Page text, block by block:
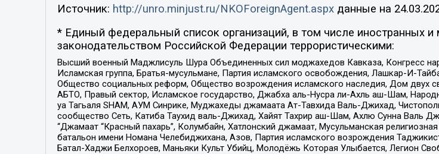
Источник: http://unro.minjust.ru/NKOForeignAgent.aspxданные на
* Единый федеральный список организаций, в том числе иностранных
законодательством Российской Федерации террористическими:
Высший военный Маджлисуль Шура Объединенных сил моджахедов Кавказа, Конгресс
Исламская группа, Братья-мусульмане, Партия исламского освобождения, Лашкар-И-
Общество социальных реформ, Общество возрождения исламского наследия, Дом
АБТО, Правый сектор, Исламское государство, Джабха аль-Нусра ли-Ахль аш-Шам,
уа Тагьаля SHAM, АУМ Синрике, Муджахеды джамаата Ат-Тавхида Валь-Джихад,
сообщество Сеть, Катиба Таухид валь-Джихад, Хайят Тахрир аш-Шам, Ахлю Сунна Валь
“Джамаат “Красный пахарь”, Колумбайн, Хатлонский джамаат, Мусульманская
батальон имени Номана Челебиджихана, Азов, Партия исламского возрождения
Батал-Хаджи Белхороев, Маньяки Культ Убийц, Молодёжь Которая Улыбается, Легион